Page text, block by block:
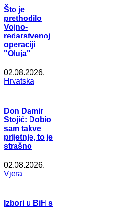
Što je
prethodilo
Vojno-
redarstvenoj
operaciji
"Oluja"
02.08.2026.
Hrvatska
Don Damir
Stojić: Dobio
sam takve
prijetnje, to je
strašno
02.08.2026.
Vjera
Izbori u BiH s